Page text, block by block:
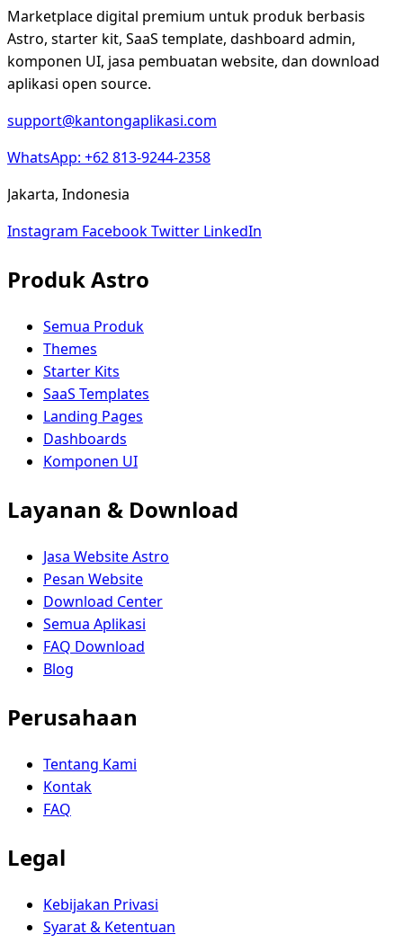
Marketplace digital premium untuk produk berbasis
Astro, starter kit, SaaS template, dashboard admin,
komponen UI, jasa pembuatan website, dan download
aplikasi open source.
support@kantongaplikasi.com
WhatsApp: +62 813-9244-2358
Jakarta, Indonesia
Instagram FacebookTwitter LinkedIn
Produk Astro
Semua Produk
Themes
Starter Kits
SaaS Templates
Landing Pages
Dashboards
Komponen UI
Layanan & Download
Jasa Website Astro
Pesan Website
Download Center
Semua Aplikasi
FAQ Download
Blog
Perusahaan
Tentang Kami
Kontak
FAQ
Legal
Kebijakan Privasi
Syarat & Ketentuan